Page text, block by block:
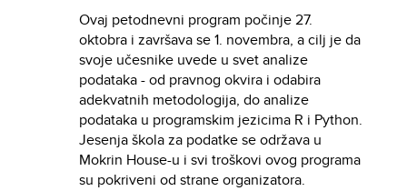
Ovaj petodnevni program počinje 27.
oktobra i završava se 1. novembra, a cilj je da
svoje učesnike uvede u svet analize
podataka - od pravnog okvira i odabira
adekvatnih metodologija, do analize
podataka u programskim jezicima R i Python.
Jesenja škola za podatke se održava u
Mokrin House-u i svi troškovi ovog programa
su pokriveni od strane organizatora.